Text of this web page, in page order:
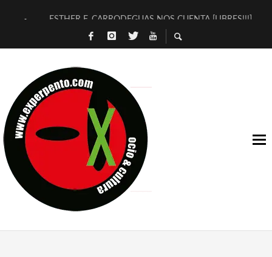
ESTHER F. CARRODEGUAS NOS CUENTA [LIBRES!!!]
[TERRA DE GUAPES] DE SANDRA MONFORT
TIMBRE 4, LA ESCUELA DEL DIRECTOR TEATRAL CLAUDIO
30 AÑOS (NO ES NADA) DE LA KATARSIS DEL TOMATAZO
MILITARES JUDÍAS EN #EXVITA
D’BALDOMEROS REINVENTAN [BITÁCORA 3.0] EN EXVITA
MARSHALL FLASH PRESENTA EN EXVITA [RELATIVA
JOFRE BARDAGÍ EN EXVITA INTERPRETANDO A SERRAT